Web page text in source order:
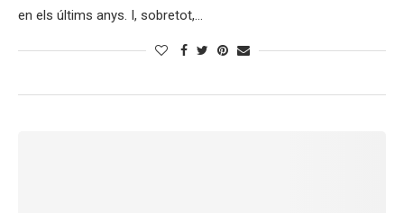
en els últims anys. I, sobretot,…